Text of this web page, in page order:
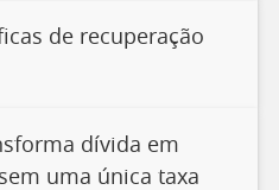
de recuperação
dívida em
uma única taxa